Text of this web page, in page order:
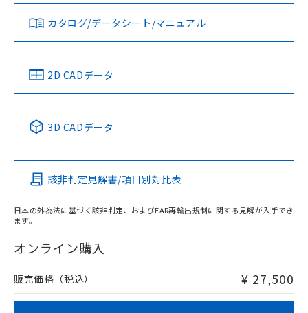
ダウンロードデータをご利用いただく前に、以下を必ずお読
みください。
ソフトウェアの使用条件
対応済み
中国 RoHS 注意事項・凡例
Pb Hg Cd Cr(VI)
O
在庫等で未対応品が混在する可能性があります。
問い合わせください。
LR型式承認
（イギリス
船舶規格）
DNV型式承認
（ノルウェー
BV型式承認
（フランス
KR型式
（韓国
No No No No
この製品の規格認証/適合状況ページへ
その他の認証はこちらのページからご検索ください
カタログ/データシート/マニュアル
2D CADデータ
3D CADデータ
該非判定見解書/項目別対比表
日本の外為法に基づく該非判定、およびEAR再輸出規制に関する見解が入手でき
ます。
オンライン購入
販売価格（税込） ¥ 27,500
引・商談に必要な範囲で利用すること
をご了承ください。
※当社の共同利用者とは、
指します。
EU RoHS指令（10物質）の非含有証明書
51物質の非含有証明書（当社基準）
※本証明書は発行日時点で非含有を証明す
るもので、過去に遡って非含有を証明する
荷製品に未対応品が混在することから備考
欄に対応日を記載しておりました。
既に当社にて対応品への在庫切替を完了
り、2022年1月12日より割愛しておりま
す。